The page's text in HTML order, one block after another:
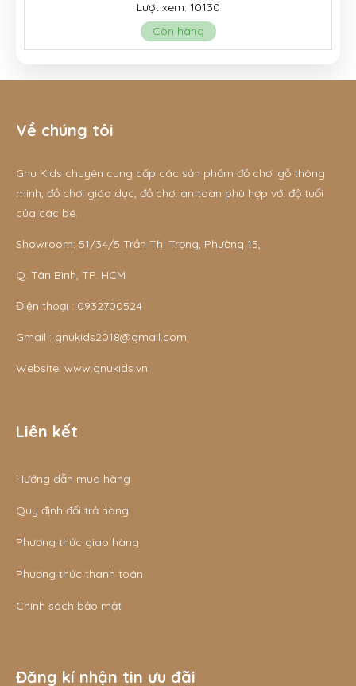
Lượt xem: 10130
Về chúng tôi
Gnu Kids chuyên cung cấp các sản phẩm đồ chơi gỗ thông
minh, đồ chơi giáo dục, đồ chơi an toàn phù hợp với độ tuổi
của các bé.
Showroom: 51/34/5 Trần Thị Trọng, Phường 15,
Q. Tân Bình, TP. HCM
Điện thoại : 0932700524
Gmail : gnukids2018@gmail.com
Website: www.gnukids.vn
Liên kết
Hướng dẫn mua hàng
Quy định đổi trả hàng
Phương thức giao hàng
Phương thức thanh toán
Chính sách bảo mật
Đăng kí nhận tin ưu đãi